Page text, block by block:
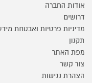
אודות החברה
דרושים
מדיניות פרטיות ואבטחת
תקנון
מפת האתר
צור קשר
הצהרת נגישות